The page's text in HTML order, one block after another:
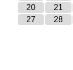
20
21
27
28